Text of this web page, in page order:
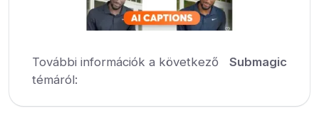
További információk a következő
témáról:
Submagic